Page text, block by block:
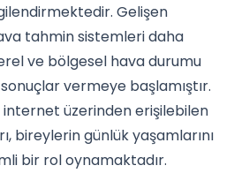
Gelişen
tahmin sistemleri daha
ve bölgesel hava durumu
vermeye başlamıştır.
üzerinden erişilebilen
bireylerin günlük yaşamlarını
bir rol oynamaktadır.